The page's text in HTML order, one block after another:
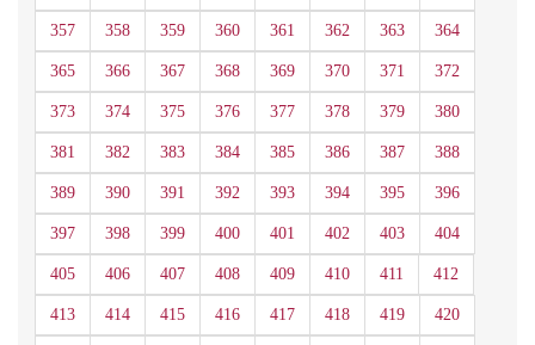
357 358 359 360 361 362 363 364
365 366 367 368 369 370 371 372
373 374 375 376 377 378 379 380
381 382 383 384 385 386 387 388
389 390 391 392 393 394 395 396
397 398 399 400 401 402 403 404
405 406 407 408 409 410 411 412
413 414 415 416 417 418 419 420